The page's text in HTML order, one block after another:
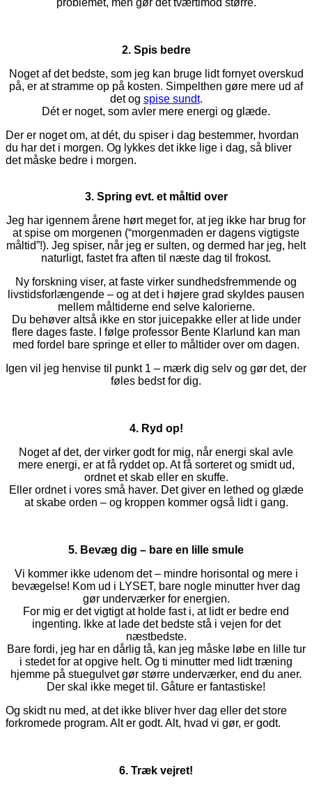
2. Spis bedre
Noget af det bedste, som jeg kan bruge lidt fornyet overskud
på, er at stramme op på kosten. Simpelthen gøre mere ud af
det og spise sundt.
Dét er noget, som avler mere energi og glæde.
Der er noget om, at dét, du spiser i dag bestemmer, hvordan
du har det i morgen. Og lykkes det ikke lige i dag, så bliver
det måske bedre i morgen.
3. Spring evt. et måltid over
Jeg har igennem årene hørt meget for, at jeg ikke har brug for
at spise om morgenen (“morgenmaden er dagens vigtigste
måltid”!). Jeg spiser, når jeg er sulten, og dermed har jeg, helt
naturligt, fastet fra aften til næste dag til frokost.
Ny forskning viser, at faste virker sundhedsfremmende og
livstidsforlængende – og at det i højere grad skyldes pausen
mellem måltiderne end selve kalorierne.
Du behøver altså ikke en stor juicepakke eller at lide under
flere dages faste. I følge professor Bente Klarlund kan man
med fordel bare springe et eller to måltider over om dagen.
Igen vil jeg henvise til punkt 1 – mærk dig selv og gør det, der
føles bedst for dig.
4. Ryd op!
Noget af det, der virker godt for mig, når energi skal avle
mere energi, er at få ryddet op. At få sorteret og smidt ud,
ordnet et skab eller en skuffe.
Eller ordnet i vores små haver. Det giver en lethed og glæde
at skabe orden – og kroppen kommer også lidt i gang.
5. Bevæg dig – bare en lille smule
Vi kommer ikke udenom det – mindre horisontal og mere i
bevægelse! Kom ud i LYSET, bare nogle minutter hver dag
gør underværker for energien.
For mig er det vigtigt at holde fast i, at lidt er bedre end
ingenting. Ikke at lade det bedste stå i vejen for det
næstbedste.
Bare fordi, jeg har en dårlig tå, kan jeg måske løbe en lille tur
i stedet for at opgive helt. Og ti minutter med lidt træning
hjemme på stuegulvet gør større underværker, end du aner.
Der skal ikke meget til. Gåture er fantastiske!
Og skidt nu med, at det ikke bliver hver dag eller det store
forkromede program. Alt er godt. Alt, hvad vi gør, er godt.
6. Træk vejret!